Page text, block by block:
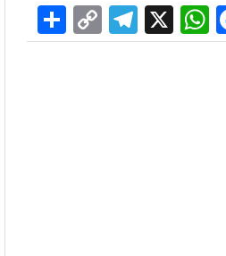
Facebook
WhatsApp
X
Telegram
Copy
Link